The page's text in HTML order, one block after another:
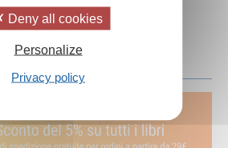
Aggiungi al carrello
Deny all cookies
Personalize
Privacy policy